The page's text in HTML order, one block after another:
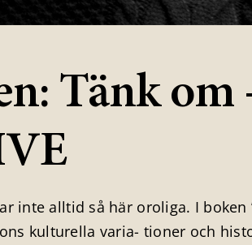
Tänk om
inte alltid så här oroliga. I boken
kulturella varia- tioner och